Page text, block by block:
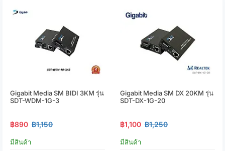
Gigabit Media SM BIDI 3KM รุ่น
SDT-WDM-1G-3
฿890 ฿1,150
มีสินค้า
Gigabit Media SM DX 20KM รุ่น
SDT-DX-1G-20
฿1,100 ฿1,250
มีสินค้า